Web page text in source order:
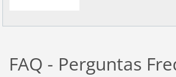
FAQ - Perguntas